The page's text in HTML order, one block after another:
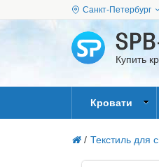
Санкт-Петербург
Купить
Кровати
/ Текстиль для